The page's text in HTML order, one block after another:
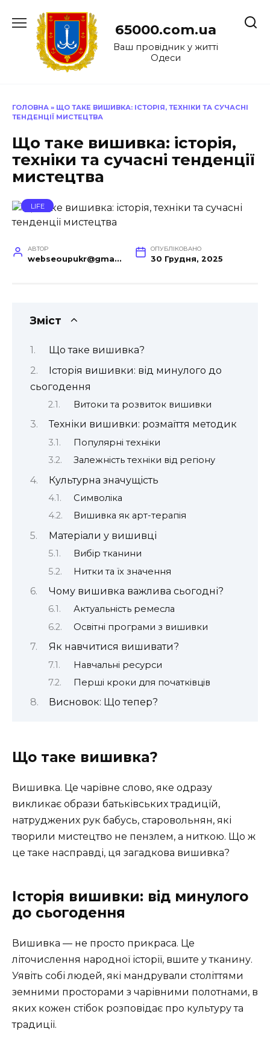
до
65000.com.ua
Ваш провідник у житті
Одеси
ГОЛОВНА » ЩО ТАКЕ ВИШИВКА: ІСТОРІЯ, ТЕХНІКИ ТА СУЧАСНІ
ТЕНДЕНЦІЇ МИСТЕЦТВА
Що таке вишивка: історія,
техніки та сучасні тенденції
мистецтва
LIFE
АВТОР
webseoupukr@gmail.com
ОПУБЛІКОВАНО
30 Грудня, 2025
Зміст
Що таке вишивка?
Історія вишивки: від минулого до
сьогодення
Витоки та розвиток вишивки
Техніки вишивки: розмаїття методик
Популярні техніки
Залежність техніки від регіону
Культурна значущість
Символіка
Вишивка як арт-терапія
Матеріали у вишивці
Вибір тканини
Нитки та їх значення
Чому вишивка важлива сьогодні?
Актуальність ремесла
Освітні програми з вишивки
Як навчитися вишивати?
Навчальні ресурси
Перші кроки для початківців
Висновок: Що тепер?
Що таке вишивка?
Вишивка. Це чарівне слово, яке одразу
викликає образи батьківських традицій,
натруджених рук бабусь, старовольнян, які
творили мистецтво не пензлем, а ниткою. Що ж
це таке насправді, ця загадкова вишивка?
Історія вишивки: від минулого
до сьогодення
Вишивка — не просто прикраса. Це
літочислення народної історії, вшите у тканину.
Уявіть собі людей, які мандрували століттями
земними просторами з чарівними полотнами, в
яких кожен стібок розповідає про культуру та
традиції.